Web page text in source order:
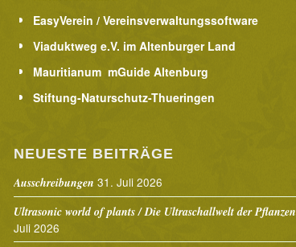
EasyVerein / Vereinsverwaltungssoftware
Viaduktweg e.V. im Altenburger Land
Mauritianum mGuide Altenburg
Stiftung-Naturschutz-Thueringen
NEUESTE BEITRÄGE
Ausschreibungen 31. Juli 2026
Ultrasonic world of plants / Die Ultraschallwelt der Pflanzen
Juli 2026